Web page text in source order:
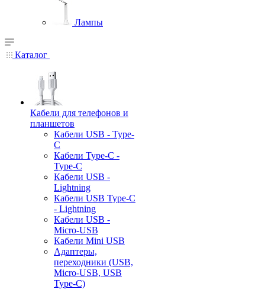
Лампы
Каталог
Кабели для телефонов и
планшетов
Кабели USB - Type-
C
Кабели Type-C -
Type-C
Кабели USB -
Lightning
Кабели USB Type-C
- Lightning
Кабели USB -
Micro-USB
Кабели Mini USB
Адаптеры,
переходники (USB,
Micro-USB, USB
Type-C)